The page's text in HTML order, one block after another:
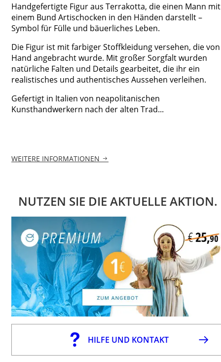
Handgefertigte Figur aus Terrakotta, die einen Mann mit
einem Bund Artischocken in den Händen darstellt –
Symbol für Fülle und bäuerliches Leben.
Die Figur ist mit farbiger Stoffkleidung versehen, die von
Hand angebracht wurde. Mit großer Sorgfalt wurden
natürliche Falten und Details gearbeitet, die ihr ein
realistisches und authentisches Aussehen verleihen.
Gefertigt in Italien von neapolitanischen
Kunsthandwerkern nach der alten Trad...
WEITERE INFORMATIONEN
NUTZEN SIE DIE AKTUELLE AKTION.
HILFE UND KONTAKT